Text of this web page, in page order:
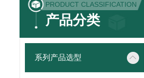
PRODUCT CLASSIFICATION
产品分类
系列产品选型